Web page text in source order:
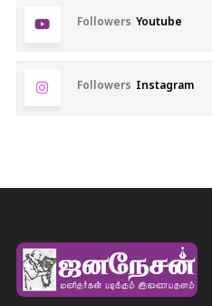
Followers Youtube
Followers Instagram